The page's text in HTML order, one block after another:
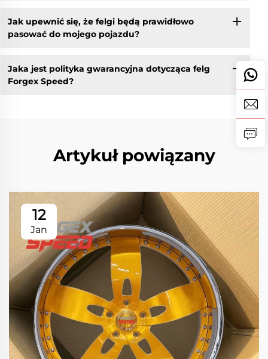
Jak upewnić się, że felgi będą prawidłowo
pasować do mojego pojazdu?
Jaka jest polityka gwarancyjna dotycząca felg
Forgex Speed?
Artykuł powiązany
12
Jan